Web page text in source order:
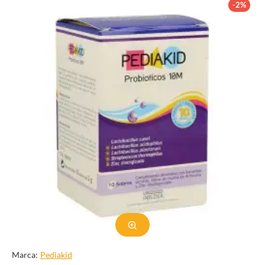
lo tanto, las personas con diabetes necesitan controlar sus niveles
de glucosa en sangre y controlar su afección mediante cambios en
el estilo de vida y medicamentos.
Consejos para mantener niveles
saludables de glucosa
Mantener niveles saludables de glucosa es crucial para la salud y
el bienestar general. A continuación se ofrecen algunos consejos
que pueden ayudarle a mantener sus niveles de glucosa bajo
Consuma una dieta equilibrada que incluya una variedad de
alimentos, incluidas frutas, verduras, cereales integrales y
proteínas magras.
Evite consumir alimentos con alto contenido de azúcares
agregados, como refrescos, dulces y refrigerios procesados.
Realice actividad física con regularidad para ayudar a
regular los niveles de glucosa en sangre y mejorar la
Controle sus niveles de glucosa en sangre con regularidad,
-2%
Marca: Pediakid